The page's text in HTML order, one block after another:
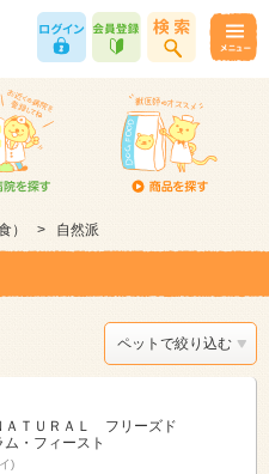
） > 自然派
ペットで絞り込む
ＴＵＲＡＬ フリーズド
・フィースト
)